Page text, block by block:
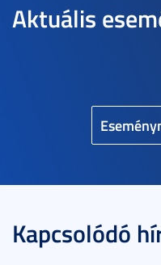
Aktuális
Kapcsolódó